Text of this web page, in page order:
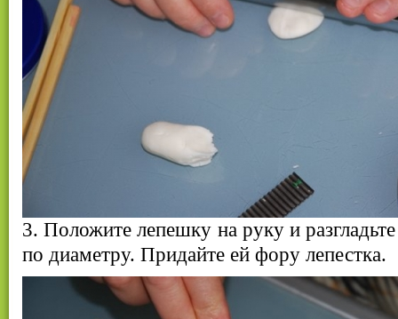
3. Положите лепешку на руку и
по диаметру. Придайте ей фору лепестка.